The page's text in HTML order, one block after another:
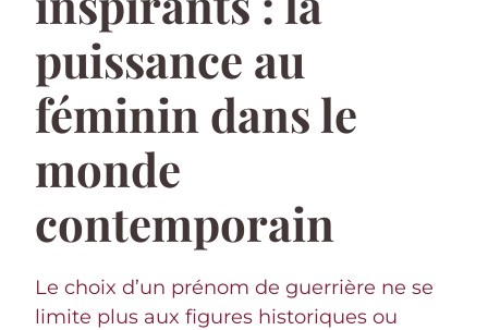
puissance au
féminin dans le
monde
contemporain
Le choix d’un prénom de guerrière ne se
limite plus aux figures historiques ou